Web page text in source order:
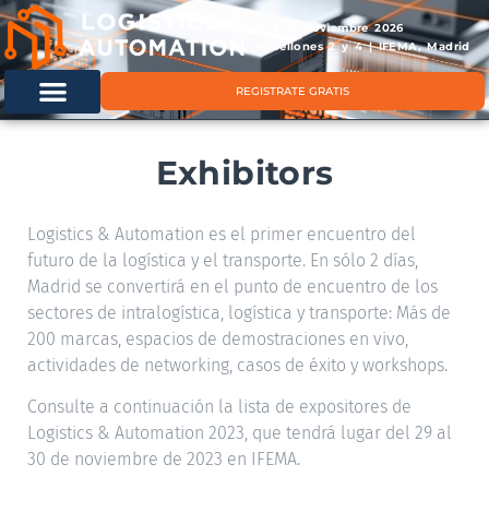
11 & 12 noviembre 2026
Pabellones 2 y 4 | IFEMA, Madrid
REGISTRATE GRATIS
Exhibitors
Logistics & Automation es el primer encuentro del
futuro de la logística y el transporte. En sólo 2 días,
Madrid se convertirá en el punto de encuentro de los
sectores de intralogística, logística y transporte: Más de
200 marcas, espacios de demostraciones en vivo,
actividades de networking, casos de éxito y workshops.
Consulte a continuación la lista de expositores de
Logistics & Automation 2023, que tendrá lugar del 29 al
30 de noviembre de 2023 en IFEMA.